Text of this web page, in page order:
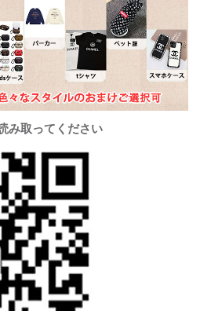
み取ってください